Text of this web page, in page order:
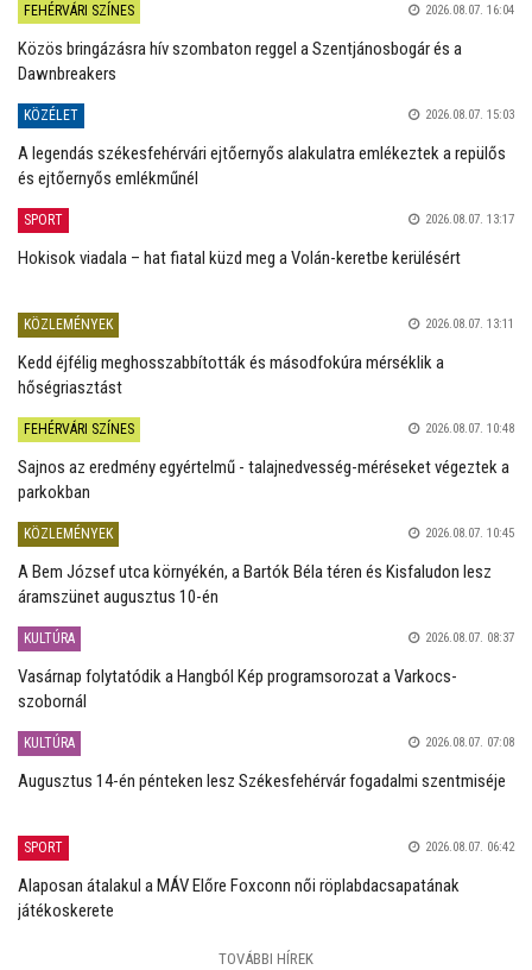
FEHÉRVÁRI SZÍNES 2026.08.07. 16:04
Közös bringázásra hív szombaton reggel a Szentjánosbogár és a
Dawnbreakers
KÖZÉLET 2026.08.07. 15:03
A legendás székesfehérvári ejtőernyős alakulatra emlékeztek a repülős
és ejtőernyős emlékműnél
SPORT 2026.08.07. 13:17
Hokisok viadala – hat fiatal küzd meg a Volán-keretbe kerülésért
KÖZLEMÉNYEK 2026.08.07. 13:11
Kedd éjfélig meghosszabbították és másodfokúra mérséklik a
hőségriasztást
FEHÉRVÁRI SZÍNES 2026.08.07. 10:48
Sajnos az eredmény egyértelmű - talajnedvesség-méréseket végeztek a
parkokban
KÖZLEMÉNYEK 2026.08.07. 10:45
A Bem József utca környékén, a Bartók Béla téren és Kisfaludon lesz
áramszünet augusztus 10-én
KULTÚRA 2026.08.07. 08:37
Vasárnap folytatódik a Hangból Kép programsorozat a Varkocs-
szobornál
KULTÚRA 2026.08.07. 07:08
Augusztus 14-én pénteken lesz Székesfehérvár fogadalmi szentmiséje
SPORT 2026.08.07. 06:42
Alaposan átalakul a MÁV Előre Foxconn női röplabdacsapatának
játékoskerete
TOVÁBBI HÍREK